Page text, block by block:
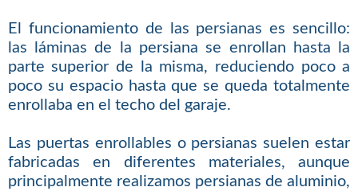
El funcionamiento de las persianas es sencillo:
las láminas de la persiana se enrollan hasta la
parte superior de la misma, reduciendo poco a
poco su espacio hasta que se queda totalmente
enrollaba en el techo del garaje.
Las puertas enrollables o persianas suelen estar
fabricadas en diferentes materiales, aunque
principalmente realizamos persianas de aluminio,